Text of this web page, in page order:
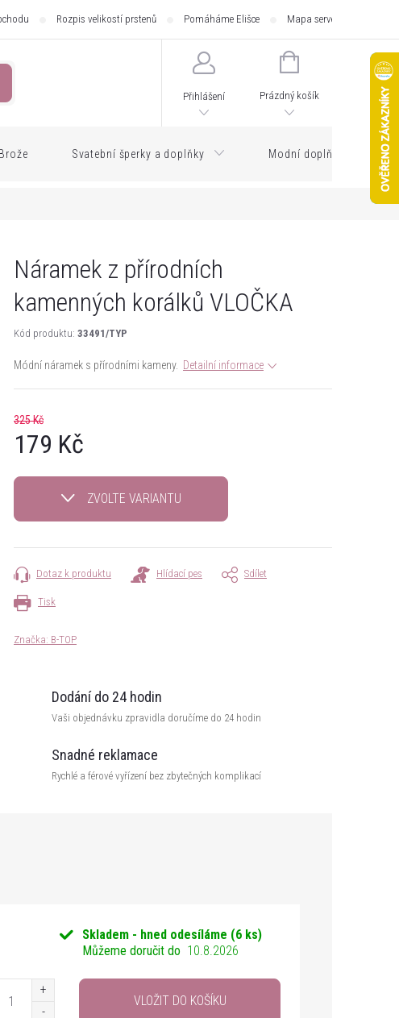
Rozpis velikostí prstenů Pomáháme Elišce Mapa serveru
Přihlášení
NÁKUPNÍ
Prázdný košík
Brože Svatební šperky a doplňky Modní doplňky
Náramek z přírodních
kamenných korálků VLOČKA
Kód produktu: 33491/TYP
Módní náramek s přírodními kameny. Detailní informace
325 Kč
179 Kč
cena:
ZVOLTE VARIANTU
Tisk
Dotaz k produktu Hlídací pes Sdílet
Značka: B-TOP
Dodání do 24 hodin
Vaši objednávku zpravidla doručíme do 24 hodin
Snadné reklamace
Rychlé a férové vyřízení bez zbytečných komplikací
Skladem - hned odesíláme (6 ks)
Můžeme doručit do 10.8.2026
VLOŽIT DO KOŠÍKU